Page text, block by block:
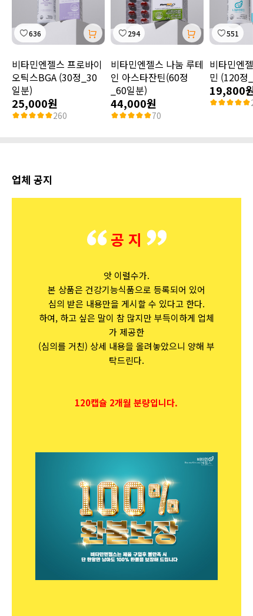
636
비타민엔젤스 프로바이
오틱스BGA (30정_30
일분)
25,000원
260
294
비타민엔젤스 나눔 루테
인 아스타잔틴(60정
_60일분)
44,000원
70
551
비타민엔
민 (120정
19,800원
업체 공지
공 지
앗 이럴수가.
본 상품은 건강기능식품으로 등록되어 있어
심의 받은 내용만을 게시할 수 있다고 한다.
하여, 하고 싶은 말이 참 많지만 부득이하게 업체
가 제공한
(심의를 거친) 상세 내용을 올려놓았으니 양해 부
탁드린다.
120캡슐 2개월 분량입니다.